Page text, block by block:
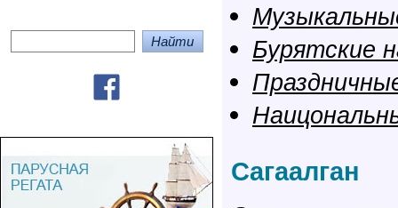
Бурятские
Сагаалган